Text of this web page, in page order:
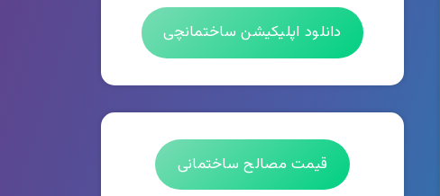
دانلود اپلیکیشن ساختمانچی
قیمت مصالح ساختمانی